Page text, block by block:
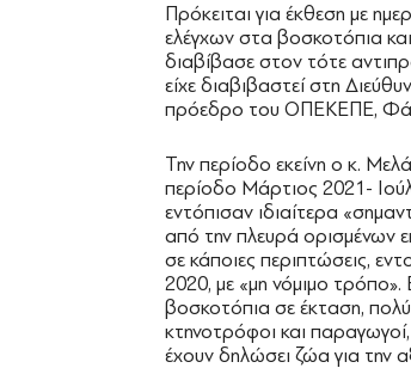
Πρόκειται για έκθεση με
ελέγχων στα βοσκοτόπια
διαβίβασε στον τότε
είχε διαβιβαστεί στη
πρόεδρο του ΟΠΕΚΕΠΕ,
Την περίοδο εκείνη ο κ.
περίοδο Μάρτιος 2021-
εντόπισαν ιδιαίτερα
από την πλευρά ορισμένων
σε κάποιες περιπτώσεις,
2020, με «μη νόμιμο τρόπο».
βοσκοτόπια σε έκταση,
κτηνοτρόφοι και
έχουν δηλώσει ζώα για την